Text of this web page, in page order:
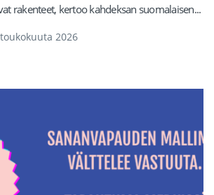
rakenteet, kertoo kahdeksan suomalaisen...
2026